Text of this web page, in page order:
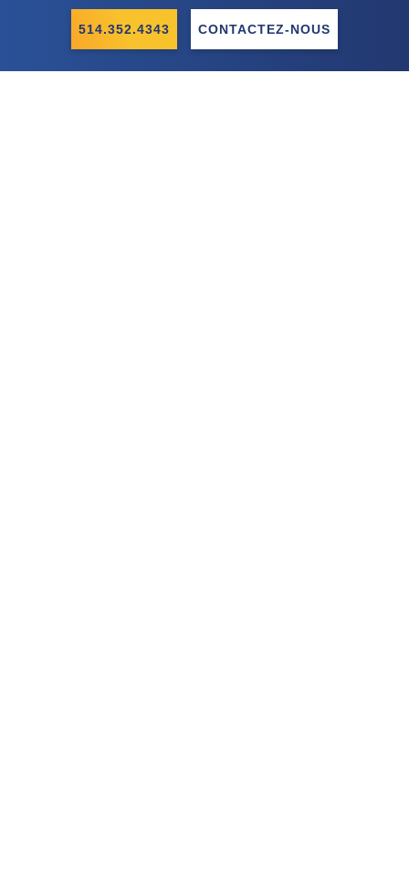
Préservez votre liberté.
Un soutien financier immédiat pour vous concentrer
514.352.4343 CONTACTEZ-NOUS